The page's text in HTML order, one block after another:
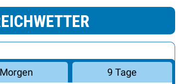
Morgen 9 Tage